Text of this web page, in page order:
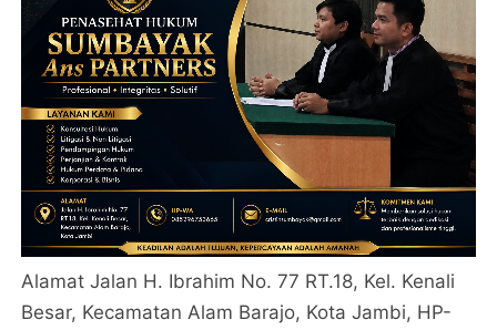
Alamat Jalan H. Ibrahim No. 77 RT.18, Kel. Kenali
Besar, Kecamatan Alam Barajo, Kota Jambi, HP-